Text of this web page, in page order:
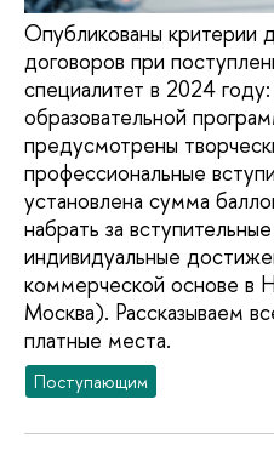
Опубликованы критерии
договоров при
специалитет в 2024
образовательной
предусмотрены
профессиональные
установлена сумма
набрать за
индивидуальные
коммерческой основе
Москва). Рассказываем
платные места.
Поступающим